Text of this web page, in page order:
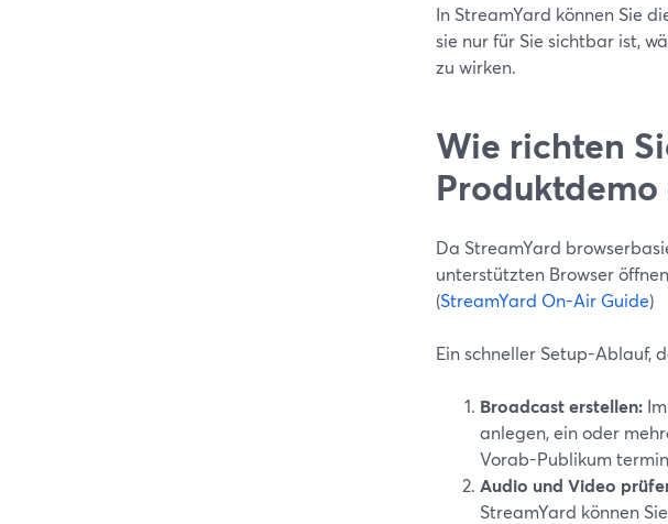
In StreamYard können Sie
sie nur für Sie sichtbar ist,
zu wirken.
Wie richten
Produktdemo
Da StreamYard
unterstützten Browser
(StreamYard On-Air Guide)
Ein schneller Setup-Ablauf,
Broadcast erstellen:
anlegen, ein oder
Vorab-Publikum
Audio und Video
StreamYard können